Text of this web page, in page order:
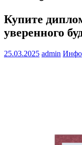
Купите
уверенного
25.03.2025 admin